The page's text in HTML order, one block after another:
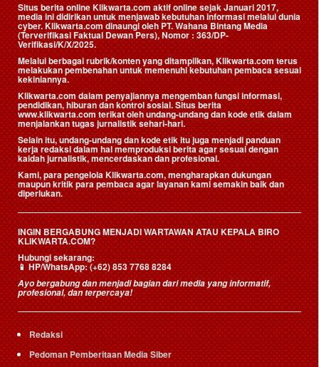
Situs berita online Klikwarta.com aktif online sejak Januari 2017,
media ini didirikan untuk menjawab kebutuhan informasi melalui dunia
cyber. Klikwarta.com dinaungi oleh PT. Wahana Bintang Media
(Terverifikasi Faktual Dewan Pers), Nomor : 363/DP-
Verifikasi/K/X/2025.
Melalui berbagai rubrik/konten yang ditampilkan, Klikwarta.com terus
melakukan pembenahan untuk memenuhi kebutuhan pembaca sesuai
kekiniannya.
Klikwarta.com dalam penyajiannya mengemban fungsi informasi,
pendidikan, hiburan dan kontrol sosial. Situs berita
www.klikwarta.com terikat oleh undang-undang dan kode etik dalam
menjalankan tugas jurnalistik sehari-hari.
Selain itu, undang-undang dan kode etik itu juga menjadi panduan
kerja redaksi dalam hal memproduksi berita agar sesuai dengan
kaidah jurnalistik, mencerdaskan dan profesional.
Kami, para pengelola Klikwarta.com, mengharapkan dukungan
maupun kritik para pembaca agar layanan kami semakin baik dan
diperlukan.
INGIN BERGABUNG MENJADI WARTAWAN ATAU KEPALA BIRO
KLIKWARTA.COM?
Hubungi sekarang:
📱HP/WhatsApp:(+62) 853 7768 8284
Ayo bergabung dan menjadi bagian dari media yang informatif,
profesional, dan terpercaya!
Redaksi
Pedoman Pemberitaan Media Siber